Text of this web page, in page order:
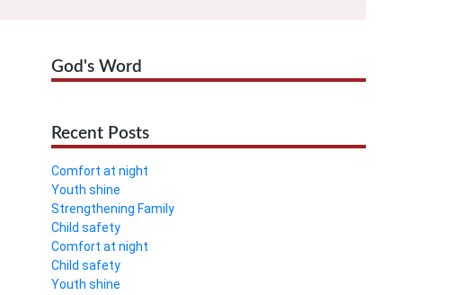
God's Word
Recent Posts
Comfort at night
Youth shine
Strengthening Family
Child safety
Comfort at night
Child safety
Youth shine